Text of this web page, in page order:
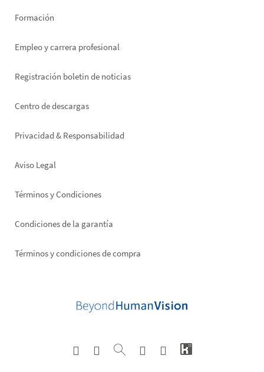
Formación
Empleo y carrera profesional
Registración boletin de noticias
Footer
Centro de descargas
Privacidad & Responsabilidad
Aviso Legal
Términos y Condiciones
Condiciones de la garantía
Términos y condiciones de compra